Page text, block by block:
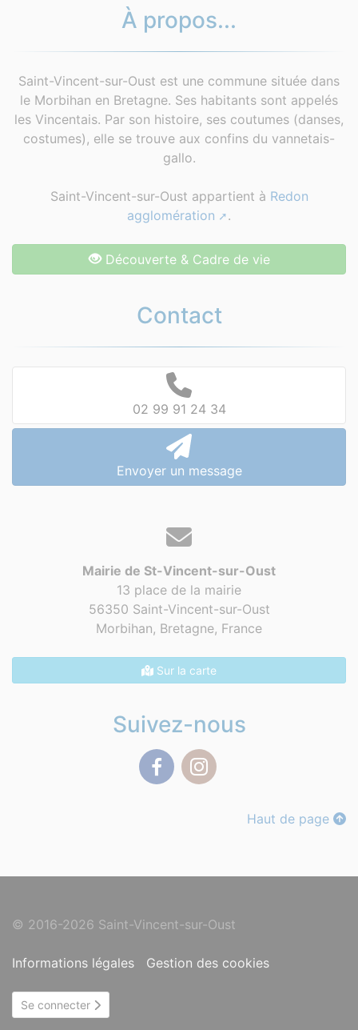
À propos...
Saint-Vincent-sur-Oust est une commune située dans
le Morbihan en Bretagne. Ses habitants sont appelés
les Vincentais. Par son histoire, ses coutumes (danses,
costumes), elle se trouve aux confins du vannetais-
gallo.
Saint-Vincent-sur-Oust appartient à Redon
agglomération
.
Découverte & Cadre de vie
Contact
02 99 91 24 34
Envoyer un message
Mairie de St-Vincent-sur-Oust
13 place de la mairie
56350 Saint-Vincent-sur-Oust
Morbihan, Bretagne, France
Sur la carte
Suivez-nous
Haut de page
© 2016-2026 Saint-Vincent-sur-Oust
Informations légales Gestion des cookies
Se connecter